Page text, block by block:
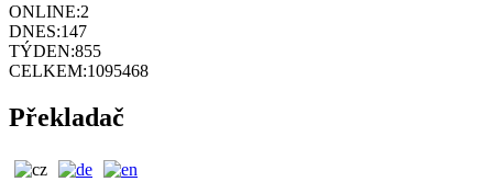
ONLINE:2
DNES:147
TÝDEN:855
CELKEM:1095468
Překladač